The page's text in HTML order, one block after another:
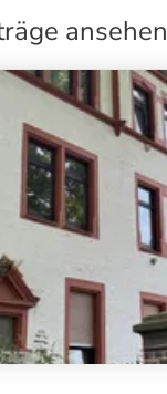
ansehen